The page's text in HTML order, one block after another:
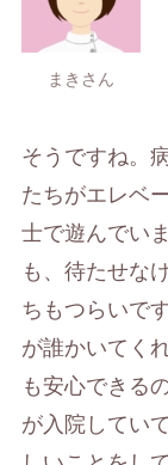
まきさん
そうですね。
たちがエレベ
士で遊んでい
も、待たせな
ちもつらいで
が誰かいてく
も安心できる
が入院してい